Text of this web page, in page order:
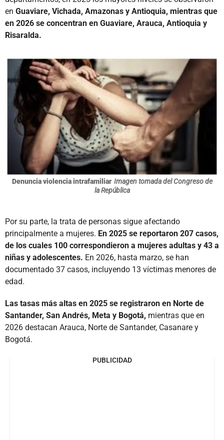
en Guaviare, Vichada, Amazonas y Antioquia, mientras que
en 2026 se concentran en Guaviare, Arauca, Antioquia y
Risaralda.
Denuncia violencia intrafamiliar Imagen tomada del Congreso de
la República
Por su parte, la trata de personas sigue afectando
principalmente a mujeres. En 2025 se reportaron 207 casos,
de los cuales 100 correspondieron a mujeres adultas y 43 a
niñas y adolescentes. En 2026, hasta marzo, se han
documentado 37 casos, incluyendo 13 víctimas menores de
edad.
Las tasas más altas en 2025 se registraron en Norte de
Santander, San Andrés, Meta y Bogotá, mientras que en
2026 destacan Arauca, Norte de Santander, Casanare y
Bogotá.
PUBLICIDAD